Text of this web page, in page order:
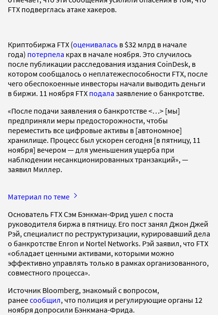
FTX подверглась атаке хакеров.
Криптобиржа FTX (оценивалась в $32 млрд в начале
года) потерпела крах в начале ноября. Это случилось
после публикации расследования издания CoinDesk, в
котором сообщалось о неплатежеспособности FTX, после
чего обеспокоенные инвесторы начали выводить деньги
в биржи. 11 ноября FTX подала заявление о банкротстве.
«После подачи заявления о банкротстве <…> [мы]
предприняли меры предосторожности, чтобы
переместить все цифровые активы в [автономное]
хранилище. Процесс был ускорен сегодня [в пятницу, 11
ноября] вечером — для уменьшения ущерба при
наблюдении несанкционированных транзакций», —
заявил Миллер.
Материал по теме
Основатель FTX Сэм Бэнкман-Фрид ушел с поста
руководителя биржа в пятницу. Его пост занял Джон Джей
Рэй, специалист по реструктуризации, курировавший дела
о банкротстве Enron и Nortel Networks. Рэй заявил, что FTX
«обладает ценными активами, которыми можно
эффективно управлять только в рамках организованного,
совместного процесса».
Источник Bloomberg, знакомый с вопросом,
ранеесообщил, что полиция и регулирующие органы 12
ноября допросили Бэнкмана-Фрида.